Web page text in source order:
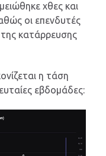
χθες και
οι επενδυτές
κατάρρευσης
η τάση
εβδομάδες: